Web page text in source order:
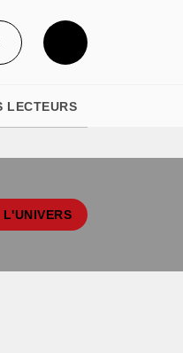
LECTEURS
L'UNIVERS